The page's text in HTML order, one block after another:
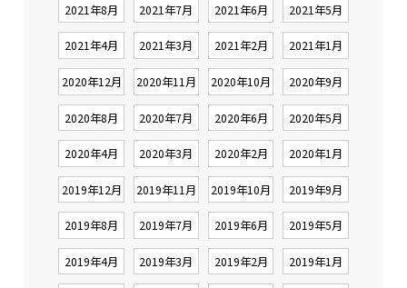
2021年8月 2021年7月 2021年6月 2021年5月
2021年4月 2021年3月 2021年2月 2021年1月
2020年12月 2020年11月 2020年10月 2020年9月
2020年8月 2020年7月 2020年6月 2020年5月
2020年4月 2020年3月 2020年2月 2020年1月
2019年12月 2019年11月 2019年10月 2019年9月
2019年8月 2019年7月 2019年6月 2019年5月
2019年4月 2019年3月 2019年2月 2019年1月